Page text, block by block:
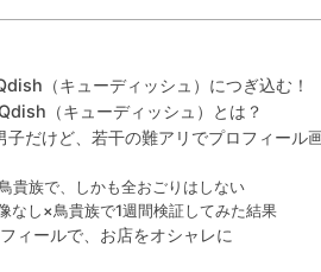
（キューディッシュ）につぎ込む！
（キューディッシュ）とは？
だけど、若干の難アリでプロフィール
貴族で、しかも全おごりはしない
なし×鳥貴族で1週間検証してみた結果
ィールで、お店をオシャレに